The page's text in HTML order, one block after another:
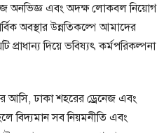
অনভিজ্ঞ এবং অদক্ষ লোকবল নিয়োগ
অবস্থার উন্নতিকল্পে আমাদের
প্রাধান্য দিয়ে ভবিষ্যৎ কর্মপরিকল্পনা
ঢাকা শহরের ড্রেনেজ এবং
বিদ্যমান সব নিয়মনীতি এবং